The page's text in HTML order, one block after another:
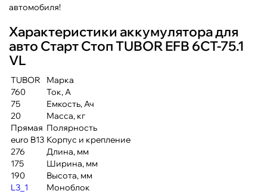
автомобиля!
Характеристики аккумулятора для
авто Старт Стоп TUBOR EFB 6СТ-75.1
VL
TUBOR
Марка
760
Ток, А
75
Емкость, Ач
20
Масса, кг
Прямая Полярность
euro B13 Корпус и крепление
276
Длина, мм
175
Ширина, мм
190
Высота, мм
L3_1
Моноблок